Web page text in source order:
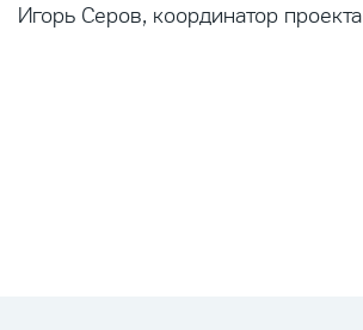
Игорь Серов, координатор проекта